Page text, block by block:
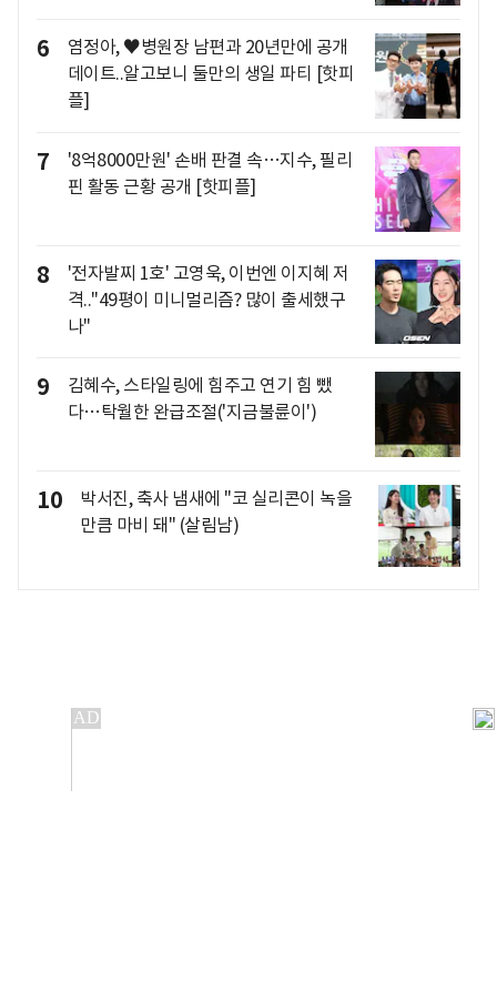
6
염정아, ♥병원장 남편과 20년만에 공개
데이트..알고보니 둘만의 생일 파티 [핫피
플]
7
'8억8000만원' 손배 판결 속…지수, 필리
핀 활동 근황 공개 [핫피플]
8
'전자발찌 1호' 고영욱, 이번엔 이지혜 저
격.."49평이 미니멀리즘? 많이 출세했구
나"
9
김혜수, 스타일링에 힘주고 연기 힘 뺐
다…탁월한 완급조절('지금불륜이')
10
박서진, 축사 냄새에 "코 실리콘이 녹을
만큼 마비 돼" (살림남)